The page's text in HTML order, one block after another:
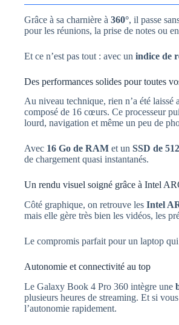
Grâce à sa charnière à 360°, il passe
pour les réunions, la prise de notes ou
Et ce n’est pas tout : avec un indice de
Des performances solides pour toutes
Au niveau technique, rien n’a été laissé
composé de 16 cœurs. Ce processeur
lourd, navigation et même un peu de
Avec 16 Go de RAM et un SSD de
de chargement quasi instantanés.
Un rendu visuel soigné grâce à Intel
Côté graphique, on retrouve les Intel
mais elle gère très bien les vidéos, les
Le compromis parfait pour un laptop
Autonomie et connectivité au top
Le Galaxy Book 4 Pro 360 intègre une
plusieurs heures de streaming. Et si vous
l’autonomie rapidement.